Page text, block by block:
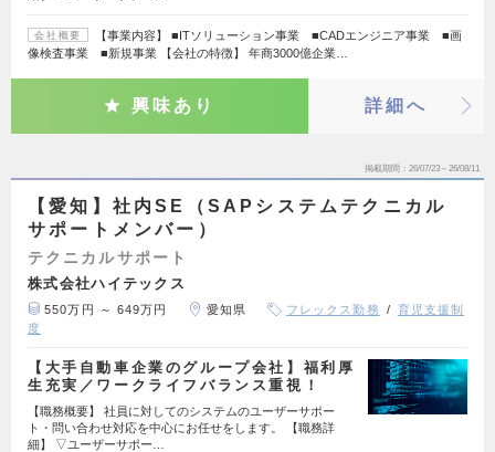
会社概要
【事業内容】 ■ITソリューション事業 ■CADエンジニア事業 ■画
像検査事業 ■新規事業 【会社の特徴】 年商3000億企業…
興味あり 詳細へ
掲載期間 26/07/23～26/08/11
【愛知】社内SE（SAPシステムテクニカル
サポートメンバー）
テクニカルサポート
株式会社ハイテックス
550万円 ～ 649万円 愛知県 フレックス勤務
育児支援制
度
【大手自動車企業のグループ会社】福利厚
生充実／ワークライフバランス重視！
【職務概要】 社員に対してのシステムのユーザーサポー
ト・問い合わせ対応を中心にお任せをします。 【職務詳
細】 ▽ユーザーサポー…